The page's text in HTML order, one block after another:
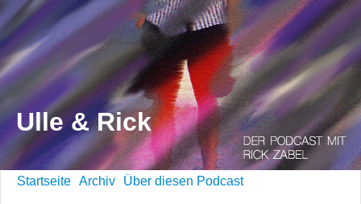
Ulle & Rick
Startseite Archiv Über diesen Podcast